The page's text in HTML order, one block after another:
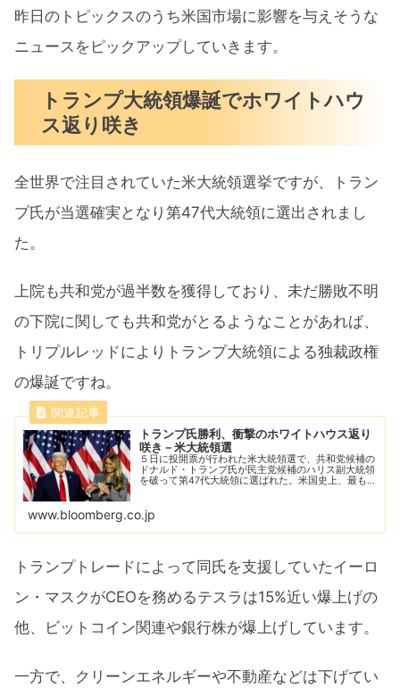
昨日のトピックスのうち米国市場に影響を与えそうな
ニュースをピックアップしていきます。
トランプ大統領爆誕でホワイトハウ
ス返り咲き
全世界で注目されていた米大統領選挙ですが、トラン
プ氏が当選確実となり第47代大統領に選出されまし
た。
上院も共和党が過半数を獲得しており、未だ勝敗不明
の下院に関しても共和党がとるようなことがあれば、
トリプルレッドによりトランプ大統領による独裁政権
の爆誕ですね。
トランプ氏勝利、衝撃のホワイトハウス返り
咲き－米大統領選
５日に投開票が行われた米大統領選で、共和党候補の
ドナルド・トランプ氏が民主党候補のハリス副大統領
を破って第47代大統領に選ばれた。米国史上、最も
www.bloomberg.co.jp
トランプトレードによって同氏を支援していたイーロ
ン・マスクがCEOを務めるテスラは15%近い爆上げの
他、ビットコイン関連や銀行株が爆上げしています。
一方で、クリーンエネルギーや不動産などは下げてい